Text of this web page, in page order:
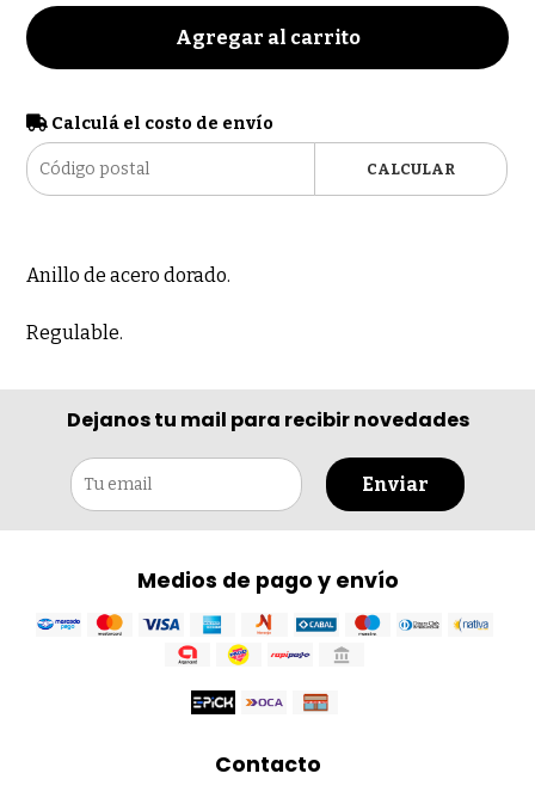
Agregar al carrito
Calculá el costo de envío
CALCULAR
Anillo de acero dorado.
Regulable.
Dejanos tu mail para recibir novedades
Enviar
Medios de pago y envío
Contacto